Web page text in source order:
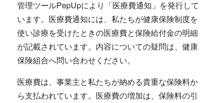
管理ツールPepUpにより「医療費通知」を発行して
います。医療費通知には、私たちが健康保険制度を
使い診療を受けたときの医療費と保険給付金の明細
が記載されています。内容についての疑問は、健康
保険組合へ問い合わせください。
医療費は、事業主と私たちが納める貴重な保険料か
ら支払われています。医療費の増加は、保険料の引